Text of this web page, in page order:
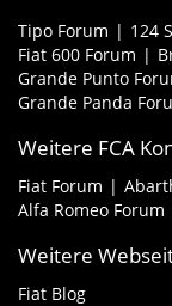
Tipo Forum 124
Fiat 600 Forum
Grande Punto
Grande Panda
Weitere FCA
Fiat Forum
Alfa Romeo Forum
Weitere
Fiat Blog